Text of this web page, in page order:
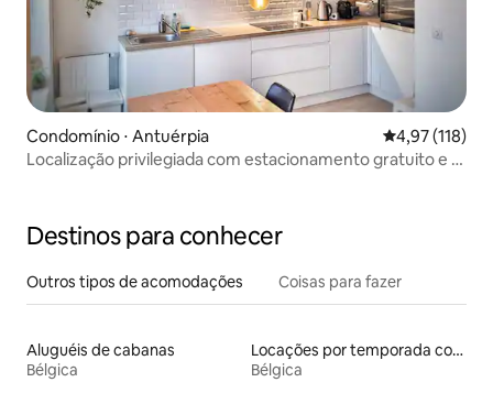
Condomínio ⋅ Antuérpia 4,97 de uma
4,97 (118)
Localização privilegiada com estacionamento gratuito e 2
Destinos para conhecer
Outros tipos de acomodações Coisas para fazer
Aluguéis de cabanas
Bélgica
Locações por temporada com piscina
Bélgica